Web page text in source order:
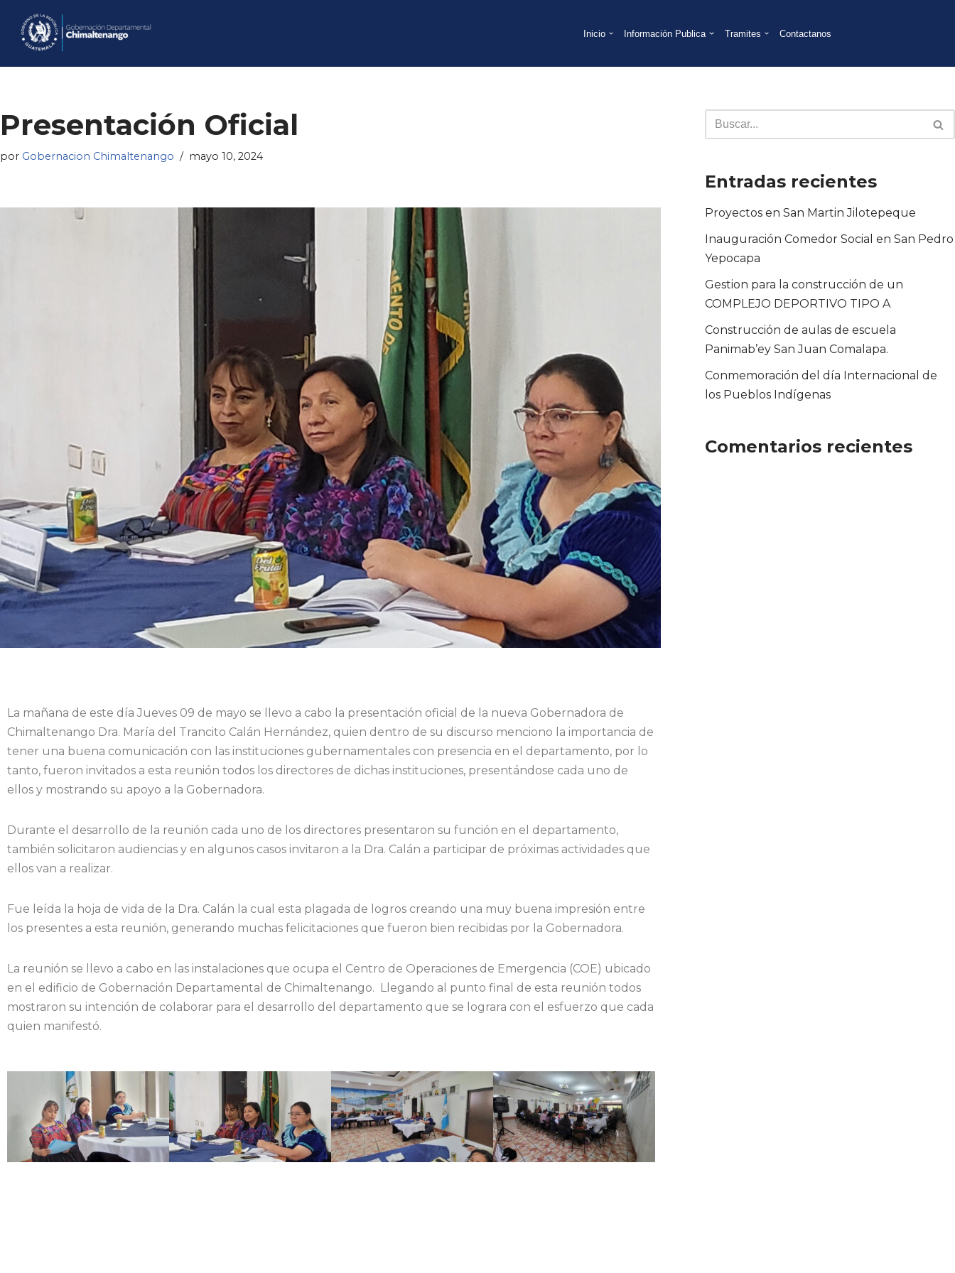
Saltar
Inicio Información Publica Tramites Contactanos
Presentación Oficial
por Gobernacion Chimaltenango mayo 10, 2024
La mañana de este día Jueves 09 de mayo se llevo a cabo la presentación oficial de la nueva Gobernadora de
Chimaltenango Dra. María del Trancito Calán Hernández, quien dentro de su discurso menciono la importancia de
tener una buena comunicación con las instituciones gubernamentales con presencia en el departamento, por lo
tanto, fueron invitados a esta reunión todos los directores de dichas instituciones, presentándose cada uno de
ellos y mostrando su apoyo a la Gobernadora.
Durante el desarrollo de la reunión cada uno de los directores presentaron su función en el departamento,
también solicitaron audiencias y en algunos casos invitaron a la Dra. Calán a participar de próximas actividades que
ellos van a realizar.
Fue leída la hoja de vida de la Dra. Calán la cual esta plagada de logros creando una muy buena impresión entre
los presentes a esta reunión, generando muchas felicitaciones que fueron bien recibidas por la Gobernadora.
La reunión se llevo a cabo en las instalaciones que ocupa el Centro de Operaciones de Emergencia (COE) ubicado
en el edificio de Gobernación Departamental de Chimaltenango. Llegando al punto final de esta reunión todos
mostraron su intención de colaborar para el desarrollo del departamento que se lograra con el esfuerzo que cada
quien manifestó.
Entradas recientes
Proyectos en San Martin Jilotepeque
Inauguración Comedor Social en San Pedro
Yepocapa
Gestion para la construcción de un
COMPLEJO DEPORTIVO TIPO A
Construcción de aulas de escuela
Panimab’ey San Juan Comalapa.
Conmemoración del día Internacional de
los Pueblos Indígenas
Comentarios recientes